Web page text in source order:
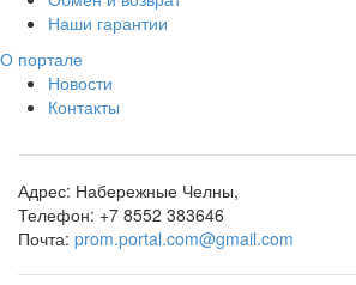
Наши гарантии
О портале
Новости
Контакты
Адрес: Набережные Челны,
Телефон: +7 8552 383646
Почта: prom.portal.com@gmail.com